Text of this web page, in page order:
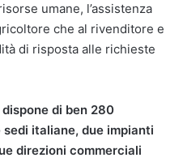
umane, l’assistenza
che al rivenditore e
di risposta alle richieste
di ben 280
italiane, due impianti
direzioni commerciali